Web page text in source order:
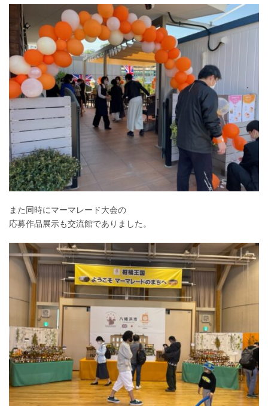
また同時にマーマレード大会の
応募作品展示も交流館でありました。